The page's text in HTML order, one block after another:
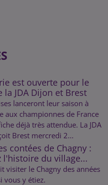
est ouverte pour le
la JDA Dijon et Brest
lanceront leur saison à
aux championnes de France
déjà très attendue. La JDA
Brest mercredi 2...
contées de Chagny :
l'histoire du village...
visiter le Chagny des années
vous y étiez.